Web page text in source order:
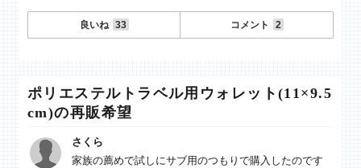
良いね 33 コメント 2
ポリエステルトラベル用ウォレット(11×9.5
cm)の再販希望
さくら
家族の薦めで試しにサブ用のつもりで購入したのです